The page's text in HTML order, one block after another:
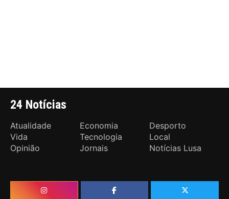
24 Notícias
Atualidade Economia
Desporto
Vida
Tecnologia
Local
Opinião
Jornais Notícias Lusa